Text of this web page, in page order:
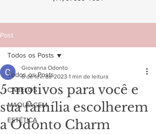
Post
Todos os Posts
CABELOS
MAQUIAGEM
ESTÉTICA
Todos os Posts
5 motivos para você e
sua família escolherem
a Odonto Charm
Giovanna Odonto
6 de fev. de 2023 1 min de leitura